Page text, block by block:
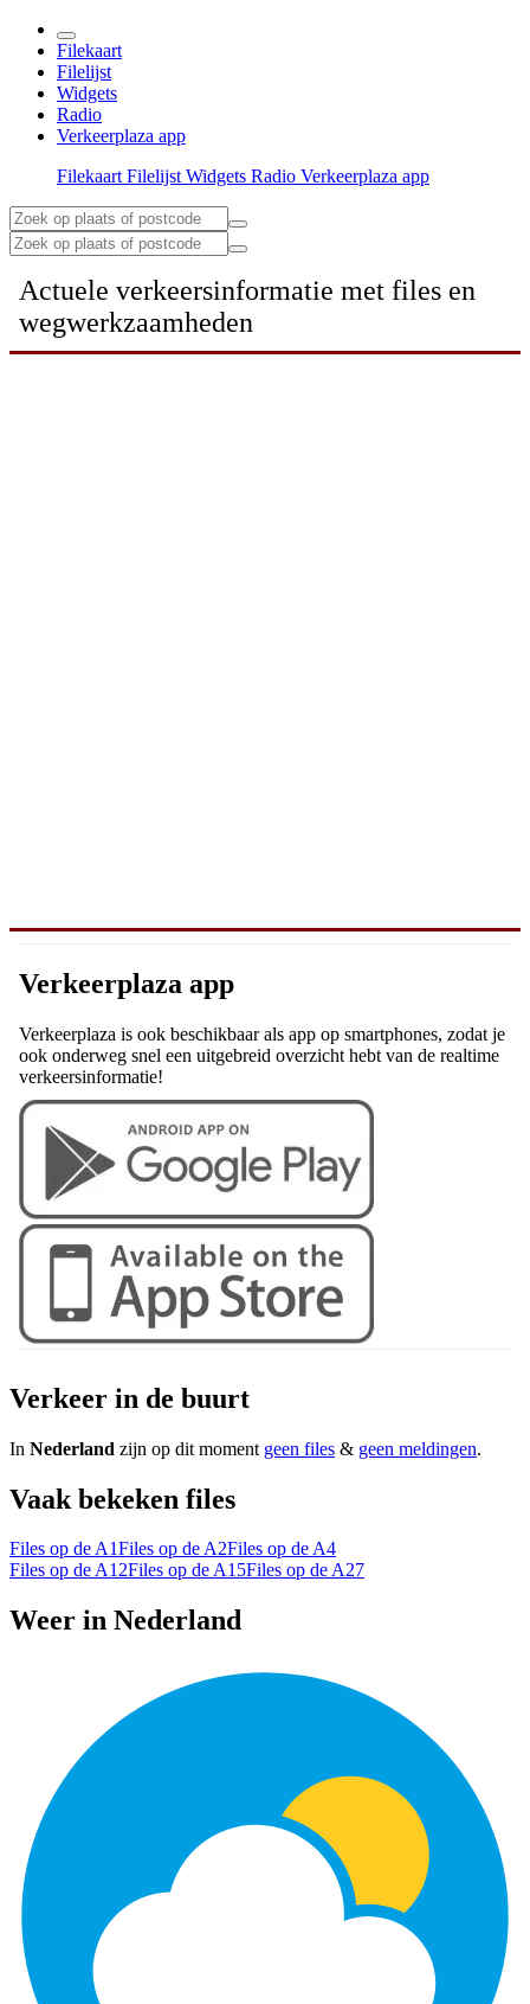
Filekaart
Filelijst
Widgets
Radio
Verkeerplaza app
Filekaart Filelijst Widgets Radio Verkeerplaza app
Actuele verkeersinformatie met files en
wegwerkzaamheden
Verkeerplaza app
Verkeerplaza is ook beschikbaar als app op smartphones, zodat je
ook onderweg snel een uitgebreid overzicht hebt van de realtime
verkeersinformatie!
Verkeer in de buurt
In Nederland zijn op dit moment geen files & geen meldingen.
Vaak bekeken files
Files op de A1Files op de A2Files op de A4
Files op de A12Files op de A15Files op de A27
Weer in Nederland